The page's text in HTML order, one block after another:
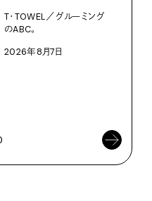
T・TOWEL／グルーミング
のABC。
2026年8月7日